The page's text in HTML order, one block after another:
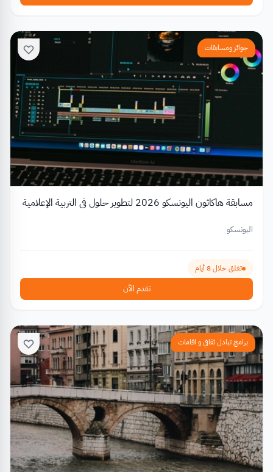
جوائز ومسابقات
مسابقة هاكاثون اليونسكو 2026 لتطوير حلول في التربية الإعلامية
اليونسكو
تغلق خلال 8 أيام
تقدم الآن
برامج تبادل ثقافي و اقامات